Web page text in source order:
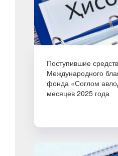
Поступившие
Международного
фонда «Соглом
месяцев 2025 года